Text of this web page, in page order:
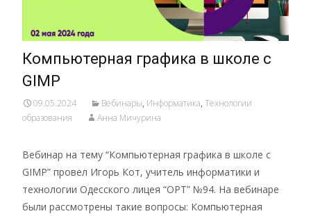
Компьютерная графика в школе с
GIMP
09.05.2024 Вебинары, Информатика, Технологии
образования
Анна Мичурина
Вебинар на тему “Компьютерная графика в школе с
GIMP” провел Игорь Кот, учитель информатики и
технологии Одесского лицея “ОРТ” №94. На вебинаре
были рассмотрены такие вопросы: Компьютерная